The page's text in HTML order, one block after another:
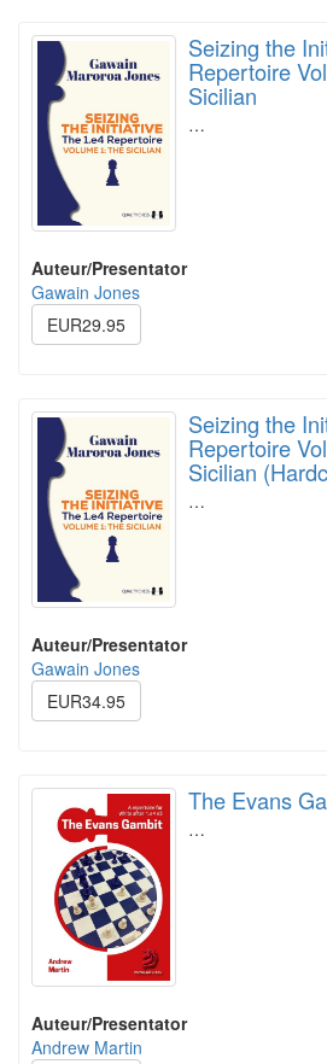
Seizing the
Repertoire
Sicilian
…
Auteur/Presentator
Gawain Jones
EUR29.95
Seizing the
Repertoire
Sicilian
…
Auteur/Presentator
Gawain Jones
EUR34.95
The Evans
…
Auteur/Presentator
Andrew Martin